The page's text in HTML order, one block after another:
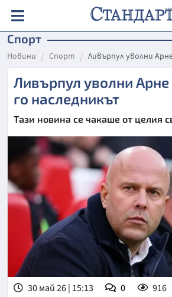
Спорт
Новини Спорт Ливърпул уволни
Ливърпул уволни Арне
го наследникът
Тази новина се чакаше от целия
30 май 26 | 15:13 0 916